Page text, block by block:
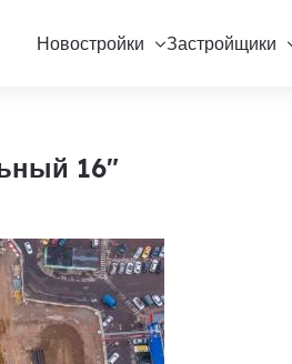
Новостройки Застройщики
16"